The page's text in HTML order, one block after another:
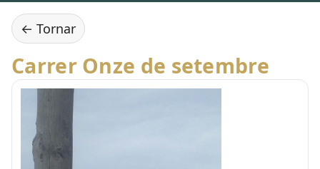
← Tornar
Carrer Onze de setembre